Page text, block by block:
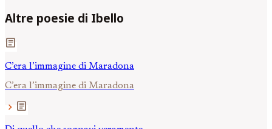
Altre poesie di Ibello
article
C’era l’immagine di Maradona
C’era l’immagine di Maradona
chevron_right article